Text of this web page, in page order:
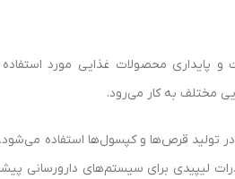
پایداری محصولات غذایی مورد استفاده
مختلف به کار می‌رود.
تولید قرص‌ها و کپسول‌ها استفاده
لیپیدی برای سیستم‌های دارورسانی